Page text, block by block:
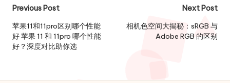
Post
navigation
Previous Post
苹果11和11pro区别哪个性能
好 苹果 11 和 11pro 哪个性能
好？深度对比助你选​
Next Post
相机色空间大揭秘：sRGB 与
Adobe RGB 的区别​